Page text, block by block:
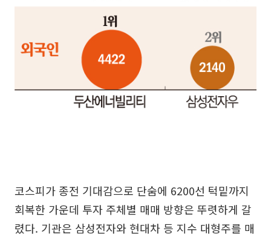
코스피가 종전 기대감으로 단숨에 6200선 턱밑까지
회복한 가운데 투자 주체별 매매 방향은 뚜렷하게 갈
렸다. 기관은 삼성전자와 현대차 등 지수 대형주를 매